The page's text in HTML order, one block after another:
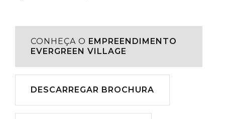
CONHEÇA O EMPREENDIMENTO
EVERGREEN VILLAGE
DESCARREGAR BROCHURA
Descarregar
Reproduzir